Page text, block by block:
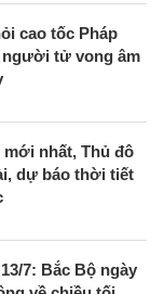
cao tốc Pháp
người tử vong âm
mới nhất, Thủ đô
dự báo thời tiết
7: Bắc Bộ ngày